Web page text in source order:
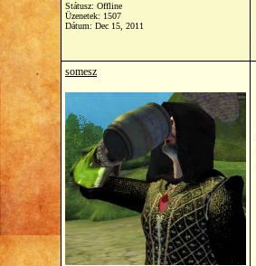
Státusz: Offline
Üzenetek: 1507
Dátum: Dec 15, 2011
somesz